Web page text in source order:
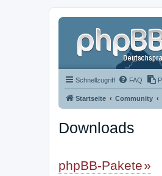
Schnellzugriff FAQ
Startseite Community
Downloads
phpBB-Pakete